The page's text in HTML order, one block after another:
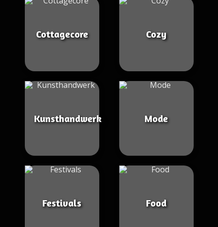
Cottagecore Cozy
Kunsthandwerk Mode
Festivals Food